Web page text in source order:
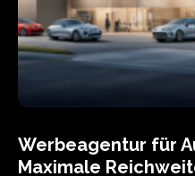
Werbeagentur für
Maximale